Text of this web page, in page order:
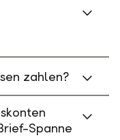
zahlen?
Spanne